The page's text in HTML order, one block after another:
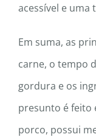
acessível e uma
Em suma, as
carne, o tempo
gordura e os
presunto é feito
porco, possui